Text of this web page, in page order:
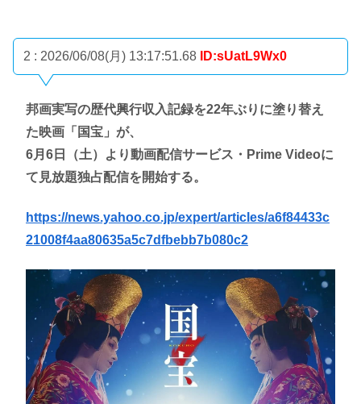
2 : 2026/06/08(月) 13:17:51.68 ID:sUatL9Wx0
邦画実写の歴代興行収入記録を22年ぶりに塗り替え
た映画「国宝」が、
6月6日（土）より動画配信サービス・Prime Videoに
て見放題独占配信を開始する。
https://news.yahoo.co.jp/expert/articles/a6f84433c
21008f4aa80635a5c7dfbebb7b080c2